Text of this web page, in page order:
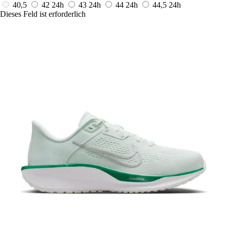
40,5
42 24h 43 24h 44 24h 44,5 24h
Dieses Feld ist erforderlich